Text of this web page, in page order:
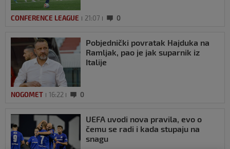
CONFERENCE LEAGUE 21:07 0
Pobjednički povratak Hajduka na
Ramljak, pao je jak suparnik iz
Italije
NOGOMET 16:22 0
UEFA uvodi nova pravila, evo o
čemu se radi i kada stupaju na
snagu